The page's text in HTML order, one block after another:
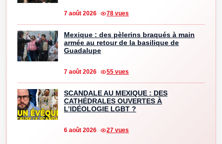
7 août 2026 78 vues
Mexique : des pèlerins braqués à main
armée au retour de la basilique de
Guadalupe
7 août 2026 55 vues
SCANDALE AU MEXIQUE : DES
CATHÉDRALES OUVERTES À
L’IDÉOLOGIE LGBT ?
6 août 2026 27 vues